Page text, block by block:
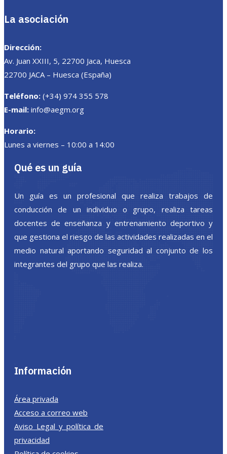
La asociación
Dirección:
Av. Juan XXIII, 5, 22700 Jaca, Huesca
22700 JACA – Huesca (España)
Teléfono: (+34) 974 355 578
E-mail: info@aegm.org
Horario:
Lunes a viernes – 10:00 a 14:00
Qué es un guía
Un guía es un profesional que realiza trabajos de
conducción de un individuo o grupo, realiza tareas
docentes de enseñanza y entrenamiento deportivo y
que gestiona el riesgo de las actividades realizadas en el
medio natural aportando seguridad al conjunto de los
integrantes del grupo que las realiza.
Información
Área privada
Acceso a correo web
Aviso Legal y política de
privacidad